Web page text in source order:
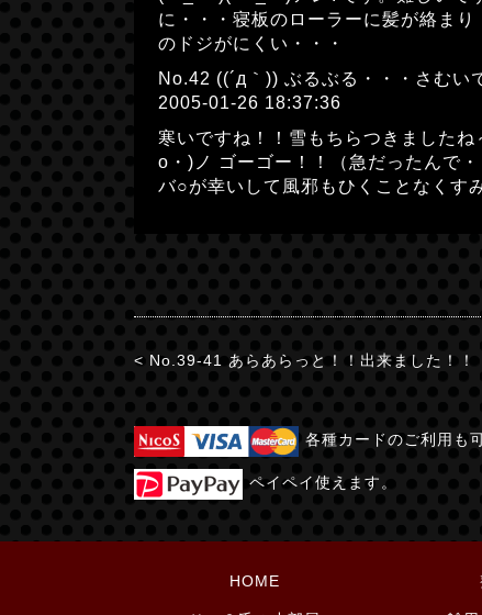
に・・・寝板のローラーに髪が絡ま
のドジがにくい・・・
No.42 ((´д｀)) ぶるぶる・・・さむい
2005-01-26 18:37:36
寒いですね！！雪もちらつきました
o・)ノ ゴーゴー！！（急だったんで
バ○が幸いして風邪もひくことなくす
< No.39-41 あらあらっと！！出来ました！！
各種カードのご利用も
ペイペイ使えます。
HOME